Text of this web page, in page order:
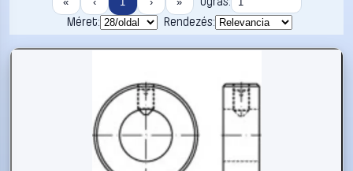
Méret:
Rendezés: